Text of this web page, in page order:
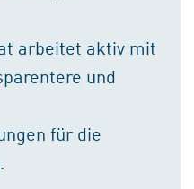
arbeitet aktiv mit
und
für die